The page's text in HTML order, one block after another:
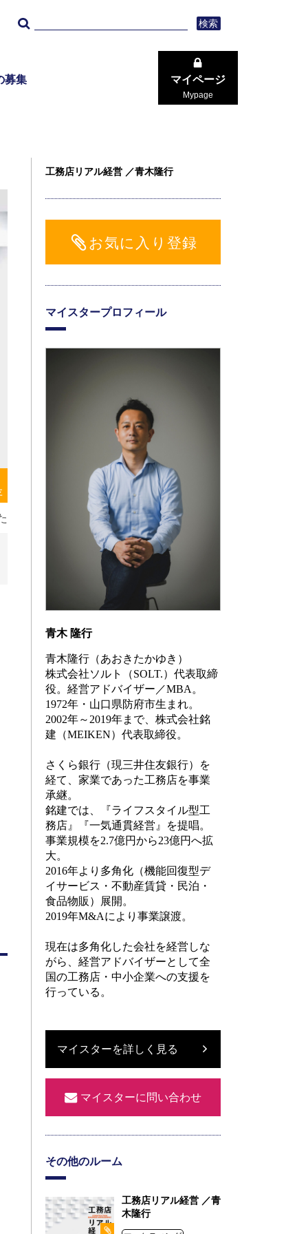
検索
募集 マイページ
Mypage
工務店リアル経営 ／青木隆行
お気に入り登録
マイスタープロフィール
青木 隆行
青木隆行（あおきたかゆき）
株式会社ソルト（SOLT.） 代表取締
役。経営アドバイザー／MBA。
1972年・山口県防府市生まれ。
2002年～ 2019年まで、株式会社銘
建（MEIKEN）代表取締役。
さくら銀行（現三井住友銀行）を
経て、家業であった工務店を事業
承継。
銘建では、『ライフスタイル型工
務店』『一気通貫経営』を提唱。
事業規模を2.7億円から23億円へ拡
大。
2016年より多角化（機能回復型デ
イサービス・不動産賃貸・民泊・
食品物販）展開。
2019年M&Aにより事業譲渡。
現在は多角化した会社を経営しな
がら、経営アドバイザーとして全
国の工務店・中小企業への支援を
行っている。
マイスターを詳しく見る
マイスターに問い合わせ
その他のルーム
工務店リアル経営 ／青
木隆行